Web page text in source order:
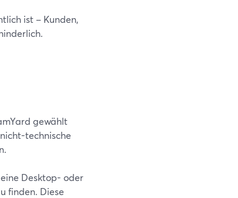
ist – Kunden,
gewählt
technische
Desktop- oder
finden. Diese